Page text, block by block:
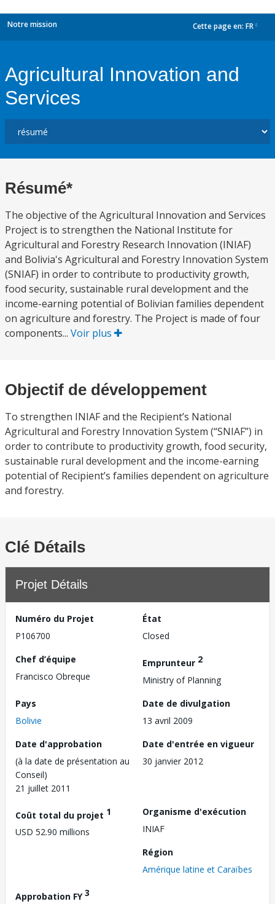
Notre mission Cette page en: FR
Agricultural Innovation and
Services
Résumé*
The objective of the Agricultural Innovation and Services
Project is to strengthen the National Institute for
Agricultural and Forestry Research Innovation (INIAF)
and Bolivia's Agricultural and Forestry Innovation System
(SNIAF) in order to contribute to productivity growth,
food security, sustainable rural development and the
income-earning potential of Bolivian families dependent
on agriculture and forestry. The Project is made of four
components... Voir plus
Objectif de développement
To strengthen INIAF and the Recipient’s National
Agricultural and Forestry Innovation System (“SNIAF”) in
order to contribute to productivity growth, food security,
sustainable rural development and the income-earning
potential of Recipient’s families dependent on agriculture
and forestry.
Clé Détails
Projet Détails
Numéro du Projet
P106700
État
Closed
Chef d’équipe
Francisco Obreque
Emprunteur 2
Ministry of Planning
Pays
Bolivie
Date de divulgation
13 avril 2009
Date d'approbation
(à la date de présentation au
Conseil)
21 juillet 2011
Date d'entrée en vigueur
30 janvier 2012
Coût total du projet 1
USD 52.90 millions
Organisme d'exécution
INIAF
Région
Amérique latine et Caraïbes
Approbation FY3